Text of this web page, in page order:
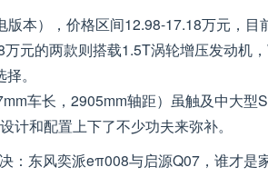
版本），价格区间12.98-17.18万元，
元的两款则搭载1.5T涡轮增压发动机，
。
车长，2905mm轴距）虽触及中大
计和配置上下了不少功夫来弥补。